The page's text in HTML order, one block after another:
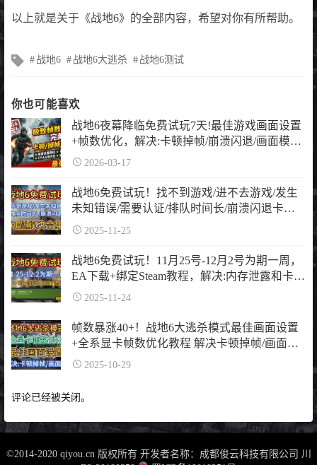
以上就是关于《战地6》的全部内容，希望对你有所帮助。
文
签
战地6 战地6大逃杀 战地6测试
你也可能喜欢
战地6夜幕降临免费试玩7天!最佳游戏画面设置
+帧数优化，解决:卡顿掉帧/崩溃闪退/画面模
糊，画面设置+卡顿掉帧修复+cpu占用优化+虚
2026-03-17
战地6免费试玩！找不到游戏/进不去游戏/发生
未知错误/需要认证/排队时间长/崩溃闪退卡顿
掉帧问题解决合集
2025-11-25
战地6免费试玩！11月25号-12月2号为期一周，
EA下载+绑定Steam教程，解决:内存泄露和卡反
作弊问题
2025-11-24
帧数暴涨40+！战地6大逃杀模式最佳画面设置
+全系显卡帧数优化教程 解决卡顿掉帧/画面模
糊丨战地6大逃杀画面设置
2025-10-29
评论已经被关闭。
©2014-2020 qiyou.cn 版权所有 开发者名称：成都俊云科技有限公司 川